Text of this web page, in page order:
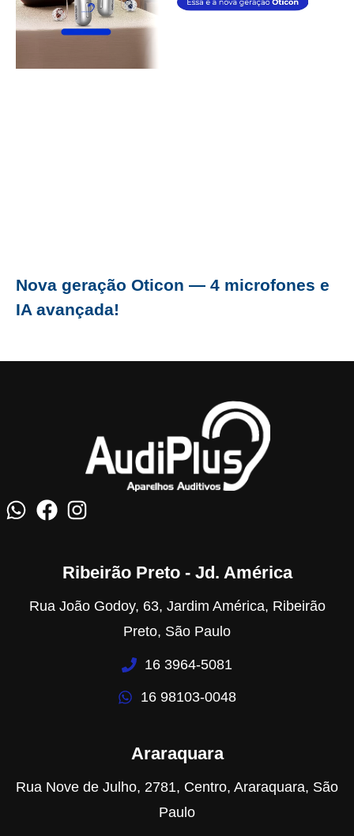
Nova geração Oticon — 4 microfones e
IA avançada!
Ribeirão Preto - Jd. América
Rua João Godoy, 63, Jardim América, Ribeirão
Preto, São Paulo
16 3964-5081
16 98103-0048
Araraquara
Rua Nove de Julho, 2781, Centro, Araraquara, São
Paulo